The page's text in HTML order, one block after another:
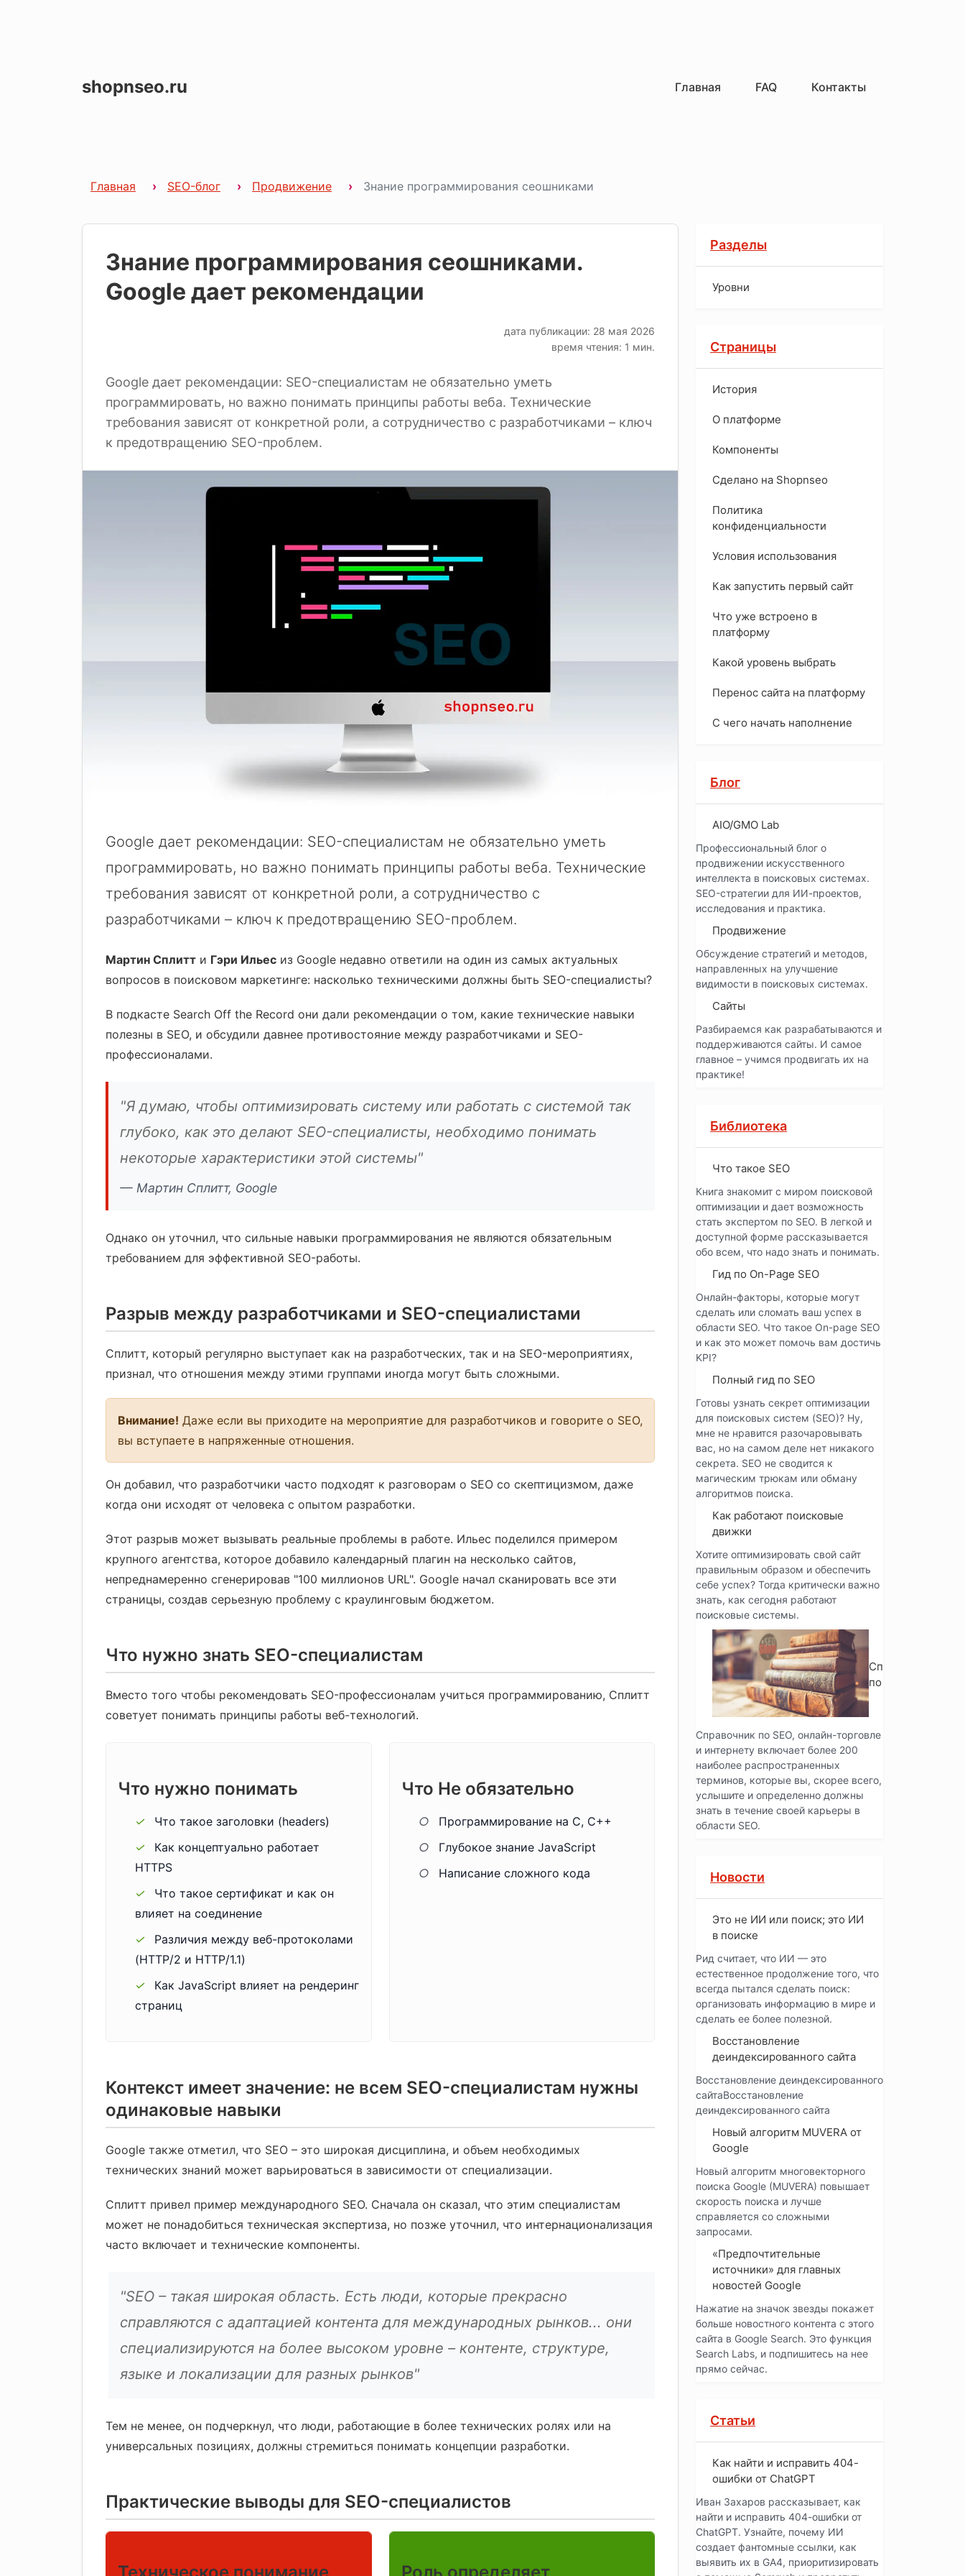
shopnseo.ru Главная FAQ Контакты
Главная SEO-блог Продвижение Знание программирования сеошниками
Знание программирования сеошниками.
Google дает рекомендации
дата публикации: 28 мая 2026
время чтения: 1 мин.
Google дает рекомендации: SEO-специалистам не обязательно уметь
программировать, но важно понимать принципы работы веба. Технические
требования зависят от конкретной роли, а сотрудничество с разработчиками – ключ
к предотвращению SEO-проблем.
Google дает рекомендации: SEO-специалистам не обязательно уметь
программировать, но важно понимать принципы работы веба. Технические
требования зависят от конкретной роли, а сотрудничество с
разработчиками – ключ к предотвращению SEO-проблем.
Мартин Сплитт и Гэри Ильес из Google недавно ответили на один из самых актуальных
вопросов в поисковом маркетинге: насколько техническими должны быть SEO-специалисты?
В подкасте Search Off the Record они дали рекомендации о том, какие технические навыки
полезны в SEO, и обсудили давнее противостояние между разработчиками и SEO-
профессионалами.
"Я думаю, чтобы оптимизировать систему или работать с системой так
глубоко, как это делают SEO-специалисты, необходимо понимать
некоторые характеристики этой системы"
Мартин Сплитт, Google
Однако он уточнил, что сильные навыки программирования не являются обязательным
требованием для эффективной SEO-работы.
Разрыв между разработчиками и SEO-специалистами
Сплитт, который регулярно выступает как на разработческих, так и на SEO-мероприятиях,
признал, что отношения между этими группами иногда могут быть сложными.
Внимание! Даже если вы приходите на мероприятие для разработчиков и говорите о SEO,
вы вступаете в напряженные отношения.
Он добавил, что разработчики часто подходят к разговорам о SEO со скептицизмом, даже
когда они исходят от человека с опытом разработки.
Этот разрыв может вызывать реальные проблемы в работе. Ильес поделился примером
крупного агентства, которое добавило календарный плагин на несколько сайтов,
непреднамеренно сгенерировав "100 миллионов URL". Google начал сканировать все эти
страницы, создав серьезную проблему с краулинговым бюджетом.
Что нужно знать SEO-специалистам
Вместо того чтобы рекомендовать SEO-профессионалам учиться программированию, Сплитт
советует понимать принципы работы веб-технологий.
Что нужно понимать
✓
Что такое заголовки (headers)
✓
Как концептуально работает
HTTPS
✓
Что такое сертификат и как он
влияет на соединение
✓
Различия между веб-протоколами
(HTTP/2 и HTTP/1.1)
✓
Как JavaScript влияет на рендеринг
страниц
Что Не обязательно
○
Программирование на C, C++
○
Глубокое знание JavaScript
○
Написание сложного кода
Контекст имеет значение: не всем SEO-специалистам нужны
одинаковые навыки
Google также отметил, что SEO – это широкая дисциплина, и объем необходимых
технических знаний может варьироваться в зависимости от специализации.
Сплитт привел пример международного SEO. Сначала он сказал, что этим специалистам
может не понадобиться техническая экспертиза, но позже уточнил, что интернационализация
часто включает и технические компоненты.
"SEO – такая широкая область. Есть люди, которые прекрасно
справляются с адаптацией контента для международных рынков... они
специализируются на более высоком уровне – контенте, структуре,
языке и локализации для разных рынков"
Тем не менее, он подчеркнул, что люди, работающие в более технических ролях или на
универсальных позициях, должны стремиться понимать концепции разработки.
Практические выводы для SEO-специалистов
Разделы
Уровни
Страницы
История
O платформе
Компоненты
Сделано на Shopnseo
Политика
конфиденциальности
Условия использования
Как запустить первый сайт
Что уже встроено в
платформу
Какой уровень выбрать
Перенос сайта на платформу
С чего начать наполнение
Блог
AIO/GMO Lab
Профессиональный блог о
продвижении искусственного
интеллекта в поисковых системах.
SEO-стратегии для ИИ-проектов,
исследования и практика.
Продвижение
Обсуждение стратегий и методов,
направленных на улучшение
видимости в поисковых системах.
Сайты
Разбираемся как разрабатываются и
поддерживаются сайты. И самое
главное – учимся продвигать их на
практике!
Библиотека
Что такое SEO
Книга знакомит с миром поисковой
оптимизации и дает возможность
стать экспертом по SEO. В легкой и
доступной форме рассказывается
обо всем, что надо знать и понимать.
Гид по On-Page SEO
Онлайн-факторы, которые могут
сделать или сломать ваш успех в
области SEO. Что такое On-page SEO
и как это может помочь вам достичь
KPI?
Полный гид по SEO
Готовы узнать секрет оптимизации
для поисковых систем (SEO)? Ну,
мне не нравится разочаровывать
вас, но на самом деле нет никакого
секрета. SEO не сводится к
магическим трюкам или обману
алгоритмов поиска.
Как работают поисковые
движки
Хотите оптимизировать свой сайт
правильным образом и обеспечить
себе успех? Тогда критически важно
знать, как сегодня работают
поисковые системы.
Справочник
по SEO
Справочник по SEO, онлайн-торговле
и интернету включает более 200
наиболее распространенных
терминов, которые вы, скорее всего,
услышите и определенно должны
знать в течение своей карьеры в
области SEO.
Новости
Это не ИИ или поиск; это ИИ
в поиске
Рид считает, что ИИ — это
естественное продолжение того, что
всегда пытался сделать поиск:
организовать информацию в мире и
сделать ее более полезной.
Восстановление
деиндексированного сайта
Восстановление деиндексированного
сайтаВосстановление
деиндексированного сайта
Новый алгоритм MUVERA от
Google
Новый алгоритм многовекторного
поиска Google (MUVERA) повышает
скорость поиска и лучше
справляется со сложными
запросами.
«Предпочтительные
источники» для главных
новостей Google
Нажатие на значок звезды покажет
больше новостного контента с этого
сайта в Google Search. Это функция
Search Labs, и подпишитесь на нее
прямо сейчас.
Статьи
Как найти и исправить 404-
ошибки от ChatGPT
Иван Захаров рассказывает, как
найти и исправить 404-ошибки от
ChatGPT. Узнайте, почему ИИ
создает фантомные ссылки, как
выявить их в GA4, приоритизировать